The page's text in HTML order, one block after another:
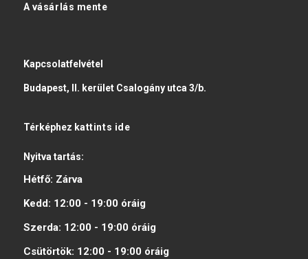
A vásárlás mente
Kapcsolatfelvétel
Budapest, II. kerület Csalogány utca 3/b.
Térképhez kattints ide
Nyitva tartás:
Hétfő: Zárva
Kedd: 12:00 - 19:00 óráig
Szerda: 12:00 - 19:00 óráig
Csütörtök: 12:00 - 19:00 óráig